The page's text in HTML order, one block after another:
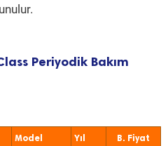
Periyodik Bakım
Model Yıl